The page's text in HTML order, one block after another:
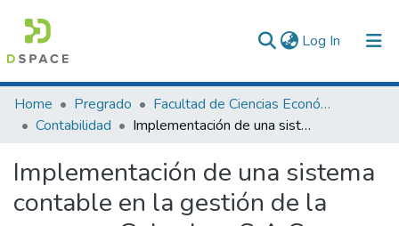
Log In (current)
Communities & Collections
All of DSpace
Statistics
Home Pregrado
Facultad de Ciencias Económicas y Administrativas
Contabilidad
Implementación de una sistema contable en la gestión de la empresa Gelerdom S.A.C.
Implementación de una sistema
contable en la gestión de la